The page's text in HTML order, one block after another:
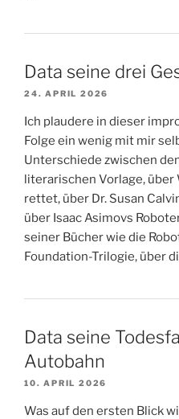
Data seine drei
24. APRIL 2026
Ich plaudere in dieser
Folge ein wenig mit mir
Unterschiede zwischen
literarischen Vorlage, über
rettet, über Dr. Susan
über Isaac Asimovs
seiner Bücher wie die
Foundation-Trilogie, über
Data seine
Autobahn
10. APRIL 2026
Was auf den ersten Blick